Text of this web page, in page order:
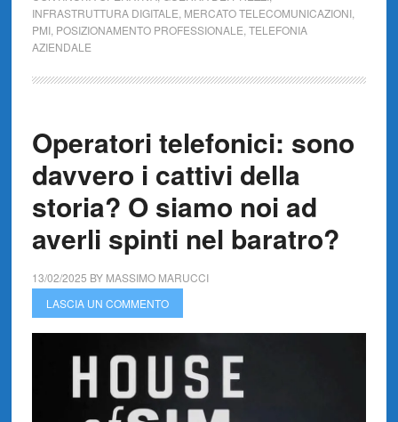
INFRASTRUTTURA DIGITALE MERCATO TELECOMUNICAZIONI,
PMI, POSIZIONAMENTO PROFESSIONALE TELEFONIA
AZIENDALE
Operatori telefonici: sono
davvero i cattivi della
storia? O siamo noi ad
averli spinti nel baratro?
13/02/2025 BY MASSIMO MARUCCI
LASCIA UN COMMENTO